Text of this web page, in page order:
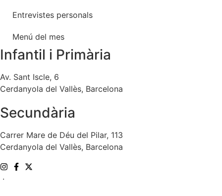
Entrevistes personals
Menú del mes
Infantil i Primària
Av. Sant Iscle, 6
Cerdanyola del Vallès, Barcelona
Secundària
Carrer Mare de Déu del Pilar, 113
Cerdanyola del Vallès, Barcelona
.